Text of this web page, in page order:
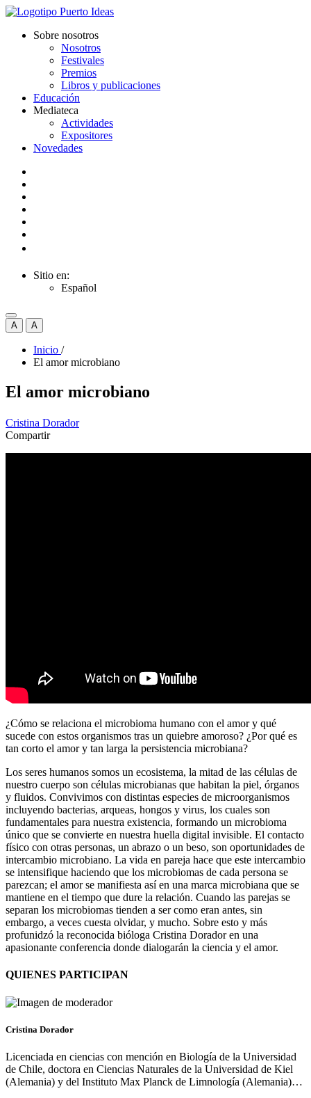
Sobre nosotros
Nosotros
Festivales
Premios
Libros y publicaciones
Educación
Mediateca
Actividades
Expositores
Novedades
Sitio en:
Español
A A
Inicio /
El amor microbiano
El amor microbiano
Cristina Dorador
Compartir
¿Cómo se relaciona el microbioma humano con el amor y qué
sucede con estos organismos tras un quiebre amoroso? ¿Por qué es
tan corto el amor y tan larga la persistencia microbiana?
Los seres humanos somos un ecosistema, la mitad de las células de
nuestro cuerpo son células microbianas que habitan la piel, órganos
y fluidos. Convivimos con distintas especies de microorganismos
incluyendo bacterias, arqueas, hongos y virus, los cuales son
fundamentales para nuestra existencia, formando un microbioma
único que se convierte en nuestra huella digital invisible. El contacto
físico con otras personas, un abrazo o un beso, son oportunidades de
intercambio microbiano. La vida en pareja hace que este intercambio
se intensifique haciendo que los microbiomas de cada persona se
parezcan; el amor se manifiesta así en una marca microbiana que se
mantiene en el tiempo que dure la relación. Cuando las parejas se
separan los microbiomas tienden a ser como eran antes, sin
embargo, a veces cuesta olvidar, y mucho. Sobre esto y más
profunidzó la reconocida bióloga Cristina Dorador en una
apasionante conferencia donde dialogarán la ciencia y el amor.
QUIENES PARTICIPAN
Cristina Dorador
Licenciada en ciencias con mención en Biología de la Universidad
de Chile, doctora en Ciencias Naturales de la Universidad de Kiel
(Alemania) y del Instituto Max Planck de Limnología (Alemania)…